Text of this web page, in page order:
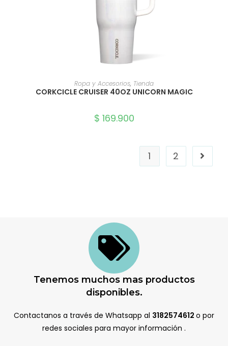
SELECCIONAR OPCIONES
Ropa y Accesorios, Tienda
CORKCICLE CRUISER 40OZ UNICORN MAGIC
$ 169.900
1 2
Tenemos muchos mas productos
disponibles.
Contactanos a través de Whatsapp al 3182574612 o por
redes sociales para mayor información .